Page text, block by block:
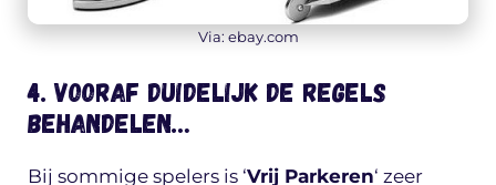
Via: ebay.com
4. Vooraf duidelijk de regels
behandelen…
Bij sommige spelers is ‘Vrij Parkeren‘ zeer